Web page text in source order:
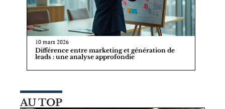
10 mars 2026
Différence entre marketing et génération de
leads : une analyse approfondie
AU TOP